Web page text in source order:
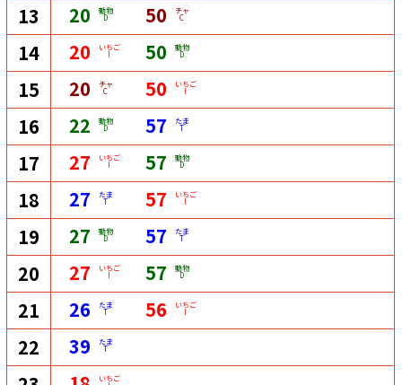
13 20 動物
D 50 チャ
C
14 20 いちご
I 50 動物
D
15 20 チャ
C 50 いちご
I
16 22 動物
D 57 たま
T
17 27 いちご
I 57 動物
D
18 27 たま
T 57 いちご
I
19 27 動物
D 57 たま
T
20 27 いちご
I 57 動物
D
21 26 たま
T 56 いちご
I
22 39 たま
T
いちご